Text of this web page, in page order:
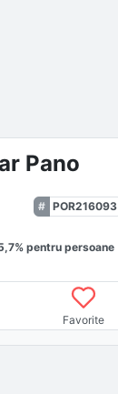
Pano
POR216093
% pentru persoane
Favorite